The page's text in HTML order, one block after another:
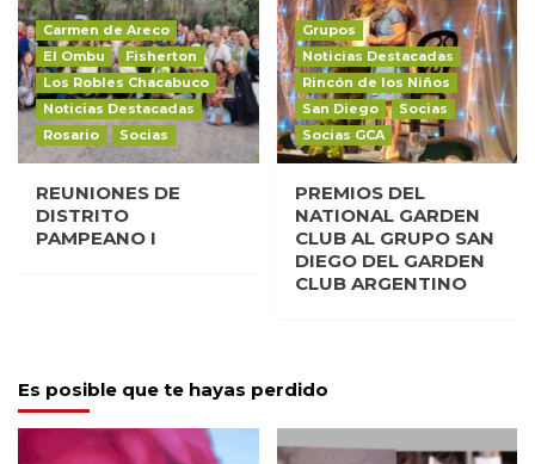
Carmen de Areco
El Ombu
Fisherton
Los Robles Chacabuco
Noticias Destacadas
Rosario
Socias
REUNIONES DE
DISTRITO
PAMPEANO I
Grupos
Noticias Destacadas
Rincón de los Niños
San Diego
Socias
Socias GCA
PREMIOS DEL
NATIONAL GARDEN
CLUB AL GRUPO SAN
DIEGO DEL GARDEN
CLUB ARGENTINO
Es posible que te hayas perdido